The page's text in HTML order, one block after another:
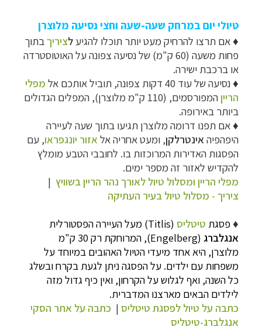
טיולי יום במרחק שעה-שעה וחצי נסיעה מלוצרן
♦אם תרצו להרחיק מעט יותר תוכלו להגיע לציריךבתוך
פחות משעה (60 ק"מ) של נסיעה צפונה על האוטוסטרדה
או ברכבת ישירה.
♦נסיעה של עוד 40 דקות צפונה, תוביל אותכם א ל מפלי
הריין
המפורסמים, (110 ק"מ מלוצרן), המפלים הגדולים
ביותר באירופה.
♦אם תפנו דרומה מלוצרן תגיעו בתוך שעה לעיירה
היפהפיה אינטרלקן, ומעט אחריה אל אזור יונגפראו, עם
הפסגות האדירות המרוכזות בו. לחובבי הטבע מומלץ
להקדיש לאזור זה מספר ימים.
מפלי הריין ומסלול טיול לאורך נהר הריין בשוויץ |
ציריך - מסלול טיול בעיר העתיקה
♦פסגת טיטליס (Titlis) מעל העיירה הפסטורלית
אנגלברג
(Engelberg), המרוחקת רק 30 ק"מ
מלוצרן, היא אחד מיעדי הטיול האהובים במיוחד על
משפחות עם ילדים. על הפסגה ניתן לגעת בקרח ובשלג
כל השנה, ואף לגלוש על הקרחון, ואין כיף גדול מזה
לילדים הבאים מארצנו המדברית.
כתבה על טיול לפסגת טיטליס | כתבה על אתר הסקי
אנגלברג-טיטליס